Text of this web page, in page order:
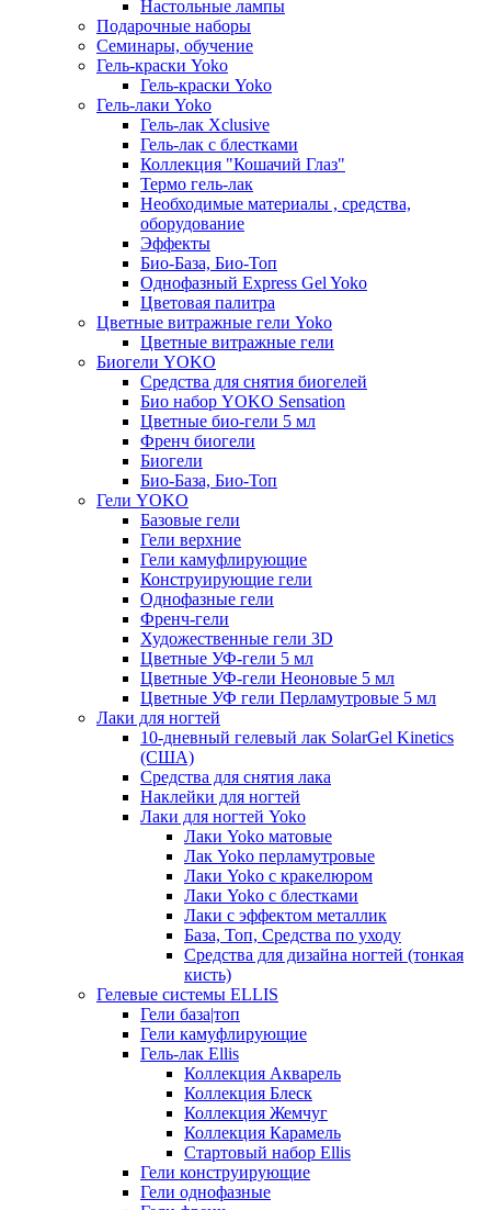
Настольные лампы
Подарочные наборы
Семинары, обучение
Гель-краски Yoko
Гель-краски Yoko
Гель-лаки Yoko
Гель-лак Xclusive
Гель-лак с блестками
Коллекция "Кошачий Глаз"
Термо гель-лак
Необходимые материалы , средства,
оборудование
Эффекты
Био-База, Био-Топ
Однофазный Express Gel Yoko
Цветовая палитра
Цветные витражные гели Yoko
Цветные витражные гели
Биогели YOKO
Средства для снятия биогелей
Био набор YOKO Sensation
Цветные био-гели 5 мл
Френч биогели
Биогели
Био-База, Био-Топ
Гели YOKO
Базовые гели
Гели верхние
Гели камуфлирующие
Конструирующие гели
Однофазные гели
Френч-гели
Художественные гели 3D
Цветные УФ-гели 5 мл
Цветные УФ-гели Неоновые 5 мл
Цветные УФ гели Перламутровые 5 мл
Лаки для ногтей
10-дневный гелевый лак SolarGel Kinetics
(США)
Средства для снятия лака
Наклейки для ногтей
Лаки для ногтей Yoko
Лаки Yoko матовые
Лак Yoko перламутровые
Лаки Yoko с кракелюром
Лаки Yoko с блестками
Лаки с эффектом металлик
База, Топ, Средства по уходу
Средства для дизайна ногтей (тонкая
кисть)
Гелевые системы ELLIS
Гели база|топ
Гели камуфлирующие
Гель-лак Ellis
Коллекция Акварель
Коллекция Блеск
Коллекция Жемчуг
Коллекция Карамель
Стартовый набор Ellis
Гели конструирующие
Гели однофазные